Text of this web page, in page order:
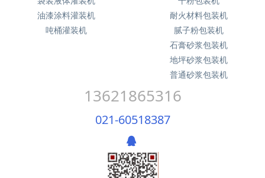
油漆涂料灌装机
吨桶灌装机
耐火材料包装机
腻子粉包装机
石膏砂浆包装机
地坪砂浆包装机
普通砂浆包装机
13621865316
021-60518387